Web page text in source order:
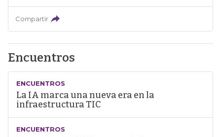
Compartir
Encuentros
ENCUENTROS
La IA marca una nueva era en la
infraestructura TIC
ENCUENTROS